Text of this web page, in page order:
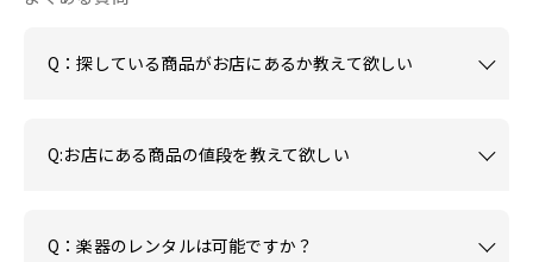
Q：探している商品がお店にあるか教えて欲しい
Q:お店にある商品の値段を教えて欲しい
Q：楽器のレンタルは可能ですか？